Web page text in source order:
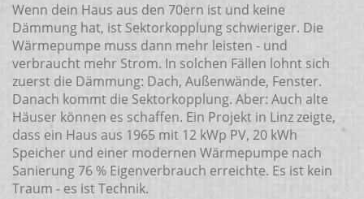
Wenn dein Haus aus den 70ern ist und keine
Dämmung hat, ist Sektorkopplung schwieriger. Die
Wärmepumpe muss dann mehr leisten - und
verbraucht mehr Strom. In solchen Fällen lohnt sich
zuerst die Dämmung: Dach, Außenwände, Fenster.
Danach kommt die Sektorkopplung. Aber: Auch alte
Häuser können es schaffen. Ein Projekt in Linz zeigte,
dass ein Haus aus 1965 mit 12 kWp PV, 20 kWh
Speicher und einer modernen Wärmepumpe nach
Sanierung 76 % Eigenverbrauch erreichte. Es ist kein
Traum - es ist Technik.